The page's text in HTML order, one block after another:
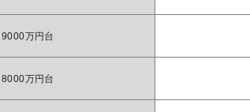
9000万円台
8000万円台